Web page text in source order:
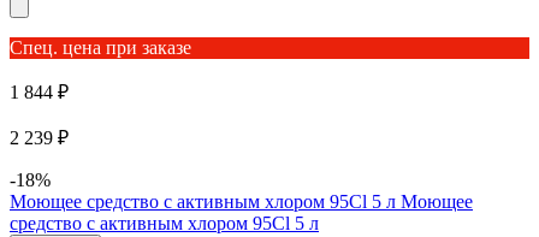
Спец. цена при заказе
1 844 ₽
2 239 ₽
-18%
Mоющее средство с активным хлором 95Cl 5 л Mоющее
средство с активным хлором 95Cl 5 л